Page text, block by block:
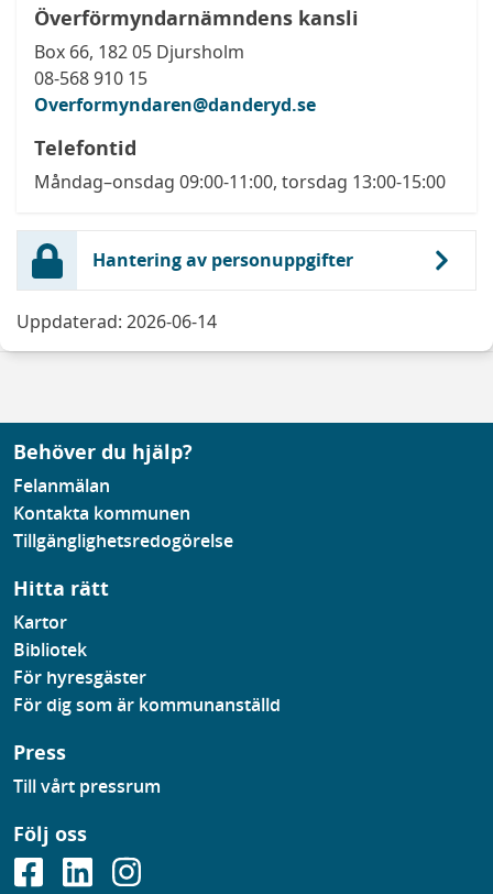
Överförmyndarnämndens kansli
Box 66, 182 05 Djursholm
08-568 910 15
Overformyndaren@danderyd.se
Telefontid
Måndag–onsdag 09:00-11:00, torsdag 13:00-15:00
Hantering av personuppgifter
Uppdaterad: 2026-06-14
Behöver du hjälp?
Felanmälan
Kontakta kommunen
Tillgänglighetsredogörelse
Hitta rätt
Kartor
Bibliotek
För hyresgäster
För dig som är kommunanställd
Press
Till vårt pressrum
Följ oss